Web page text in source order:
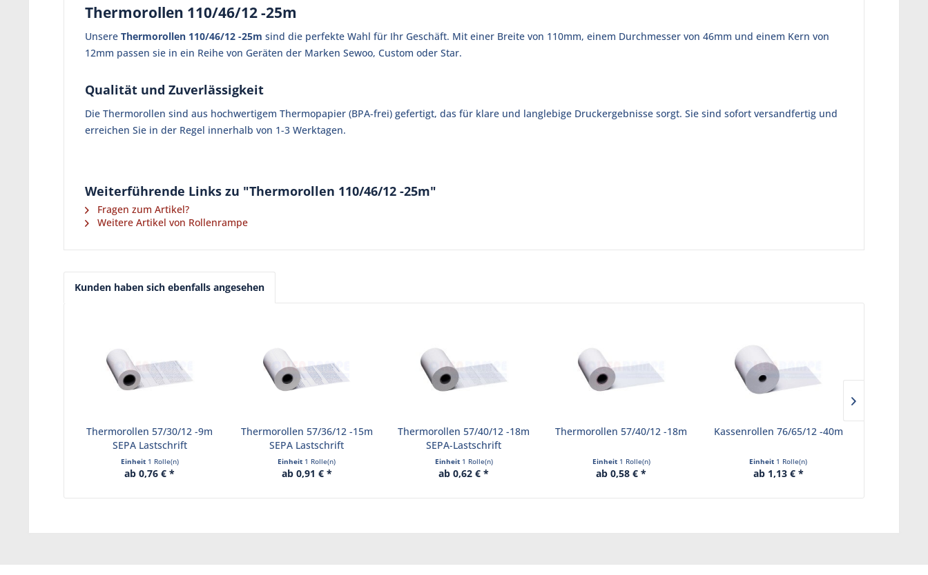
Thermorollen 110/46/12 -25m
Unsere Thermorollen 110/46/12 -25m sind die perfekte Wahl für Ihr Geschäft. Mit einer Breite von 110mm, einem Durchmesser von 46mm und einem Kern von
12mm passen sie in ein Reihe von Geräten der Marken Sewoo, Custom oder Star.
Qualität und Zuverlässigkeit
Die Thermorollen sind aus hochwertigem Thermopapier (BPA-frei) gefertigt, das für klare und langlebige Druckergebnisse sorgt. Sie sind sofort versandfertig und
erreichen Sie in der Regel innerhalb von 1-3 Werktagen.
Weiterführende Links zu "Thermorollen 110/46/12 -25m"
Fragen zum Artikel?
Weitere Artikel von Rollenrampe
Kunden haben sich ebenfalls angesehen
Thermorollen 57/30/12 -9m
SEPA Lastschrift
Einheit 1 Rolle(n)
ab 0,76 € *
Thermorollen 57/36/12 -15m
SEPA Lastschrift
Einheit 1 Rolle(n)
ab 0,91 € *
Thermorollen 57/40/12 -18m
SEPA-Lastschrift
Einheit 1 Rolle(n)
ab 0,62 € *
Thermorollen 57/40/12 -18m
Einheit 1 Rolle(n)
ab 0,58 € *
Kassenrollen 76/65/12 -40m
Einheit 1 Rolle(n)
ab 1,13 € *